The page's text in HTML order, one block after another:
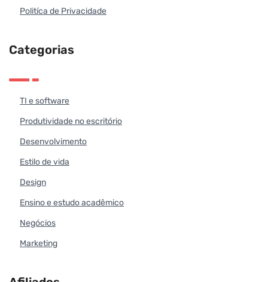
Politíca de Privacidade
Categorias
TI e software
Produtividade no escritório
Desenvolvimento
Estilo de vida
Design
Ensino e estudo acadêmico
Negócios
Marketing